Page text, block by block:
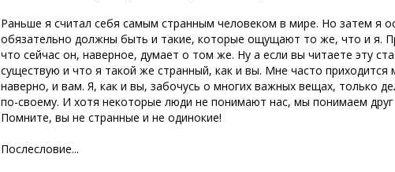
Раньше я считал себя самым странным человеком в мире. Но затем я
обязательно должны быть и такие, которые ощущают то же, что и я.
что сейчас он, наверное, думает о том же. Ну а если вы читаете эту
существую и что я такой же странный, как и вы. Мне часто
наверно,и вам. Я, как и вы, забочусь о многих важных вещах, только
по-своему. И хотя некоторые люди не понимают нас, мы понимаем друг
Помните, вы не странные и не одинокие!
Послесловие...